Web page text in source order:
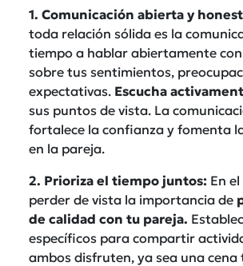
1. Comunicación abierta y
toda relación sólida es la
tiempo a hablar abiertamente
sobre tus sentimientos,
expectativas. Escucha
sus puntos de vista. La
fortalece la confianza y fomenta
en la pareja.
2. Prioriza el tiempo juntos: En
perder de vista la importancia de
de calidad con tu pareja.
específicos para compartir
ambos disfruten, ya sea una